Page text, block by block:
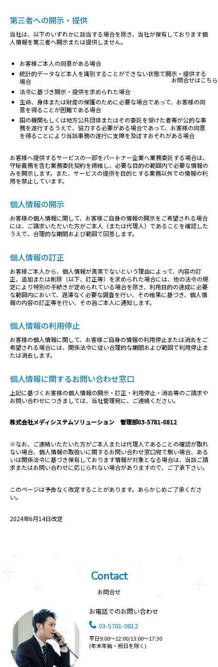
お問合せはこちら
第三者への開示・提供
当社は、以下のいずれかに該当する場合を除き、当社が保有しております個
人情報を第三者へ開示または提供しません。
お客様ご本人の同意がある場合
統計的データなど本人を識別することができない状態で開示・提供する
場合
法令に基づき開示・提供を求められた場合
生命、身体または財産の保護のために必要な場合であって、お客様の同
意を得ることが困難である場合
国の機関もしくは地方公共団体またはその委託を受けた者等が公的な事
務を遂行するうえで、協力する必要がある場合であって、お客様の同意
を得ることにより当該事務の遂行に支障を及ぼすおそれがある場合
お客様へ提供するサービスの一部をパートナー企業へ業務委託する場合は、
守秘義務を含む業務委託契約を締結し、必要な目的の範囲内で必要な情報の
みを開示します。また、サービスの提供を目的とする業務以外での情報の利
用を禁止しています。
個人情報の開示
お客様の個人情報に関して、お客様ご自身の情報の開示をご希望される場合
には、ご請求いただいた方がご本人（または代理人）であることを確認した
うえで、合理的な期間および範囲で回答します。
個人情報の訂正
お客様ご本人から、個人情報が真実でないという理由によって、内容の訂
正、追加または削除（以下、訂正等）を求められた場合には、他の法令の規
定により特別の手続きが定められている場合を除き、利用目的の達成に必要
な範囲内において、遅滞なく必要な調査を行い、その結果に基づき、個人情
報の内容の訂正等を行い、その旨ご本人に通知します。
個人情報の利用停止
お客様の個人情報に関して、お客様ご自身の情報の利用停止または消去をご
希望される場合には、関係法令に従い合理的な期間および範囲で利用停止ま
たは消去します。
個人情報に関するお問い合わせ窓口
上記に基づくお客様の個人情報の開示・訂正・利用停止・消去等のご請求や
お問い合わせにつきましては、当社管理宛に、ご連絡ください。
株式会社メディシステムソリューション 管理部03-5781-0812
※なお、ご連絡いただいた方がご本人または代理人であることの確認が取れ
ない場合、個人情報の取扱いに関するお問い合わせ窓口宛で無い場合、ある
いは関係法令に基づき保有しております情報が対象となる場合は、当該ご請
求またはお問い合わせに応じられない場合がありますので、ご了承下さい。
このページは予告なく改定することがあります。あらかじめご了承くださ
い。
2024年6月14日改定
Contact
お問合せ
お電話でのお問い合わせ
03-5781-0812
平日9:00～12:00/13:00～17:30
(年末年始・祝日を除く)